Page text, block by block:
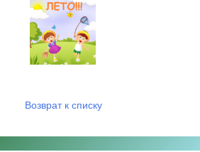
Возврат к списку